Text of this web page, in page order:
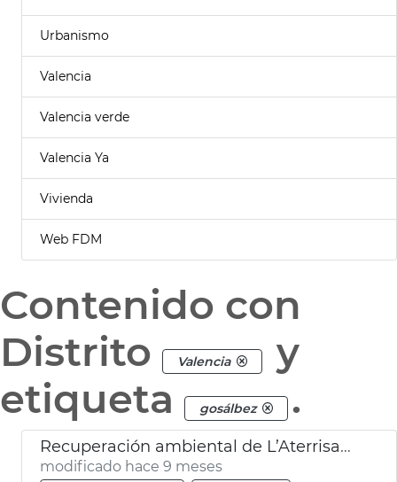
Urbanismo
Valencia
Valencia verde
Valencia Ya
Vivienda
Web FDM
Contenido con
Distrito
Valencia
y
etiqueta
gosálbez .
Recuperación ambiental de L’Aterrisador Devesa
modificado hace 9 meses